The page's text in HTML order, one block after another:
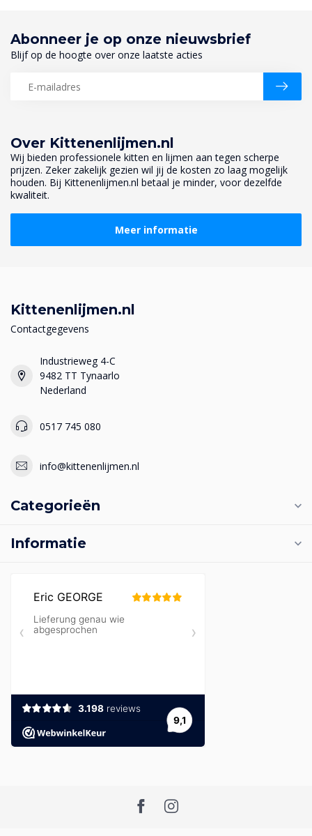
Over Kittenenlijmen.nl
Wij bieden professionele kitten en lijmen aan tegen scherpe
prijzen. Zeker zakelijk gezien wil jij de kosten zo laag mogelijk
houden. Bij Kittenenlijmen.nl betaal je minder, voor dezelfde
kwaliteit.
Meer informatie
Abonneer je op onze nieuwsbrief
Blijf op de hoogte over onze laatste acties
Kittenenlijmen.nl
Contactgegevens
Industrieweg 4-C
9482 TT Tynaarlo
Nederland
0517 745 080
info@kittenenlijmen.nl
Categorieën
Informatie